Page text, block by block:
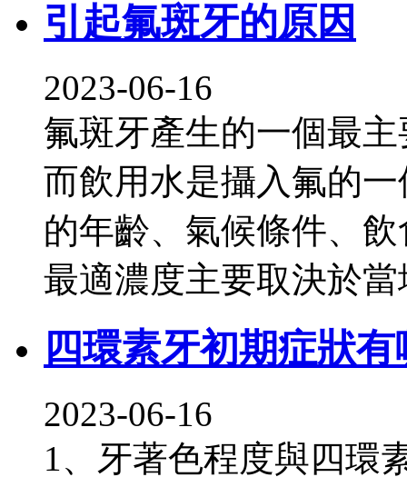
引起氟斑牙的原因
2023-06-16
氟斑牙產生的一個最
而飲用水是攝入氟的
的年齡、氣候條件、
最適濃度主要取決於
四環素牙初期症狀
2023-06-16
1、牙著色程度與四環